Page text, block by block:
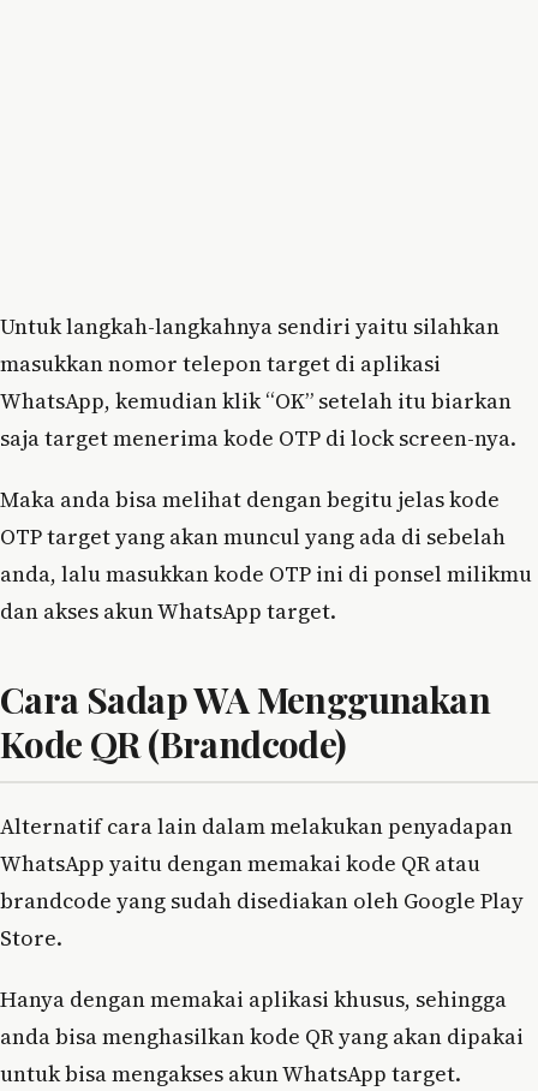
Untuk langkah-langkahnya sendiri yaitu silahkan
masukkan nomor telepon target di aplikasi
WhatsApp, kemudian klik “OK” setelah itu biarkan
saja target menerima kode OTP di lock screen-nya.
Maka anda bisa melihat dengan begitu jelas kode
OTP target yang akan muncul yang ada di sebelah
anda, lalu masukkan kode OTP ini di ponsel milikmu
dan akses akun WhatsApp target.
Cara Sadap WA Menggunakan
Kode QR (Brandcode)
Alternatif cara lain dalam melakukan penyadapan
WhatsApp yaitu dengan memakai kode QR atau
brandcode yang sudah disediakan oleh Google Play
Store.
Hanya dengan memakai aplikasi khusus, sehingga
anda bisa menghasilkan kode QR yang akan dipakai
untuk bisa mengakses akun WhatsApp target.